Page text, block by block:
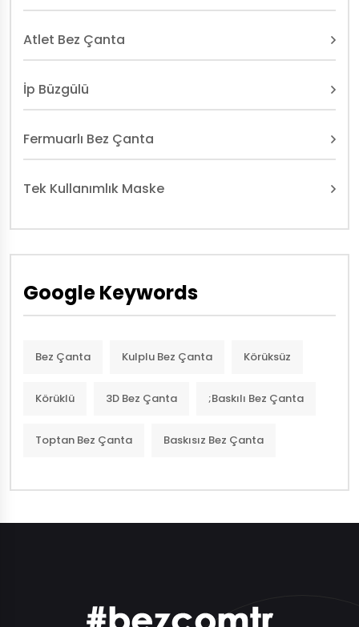
Atlet Bez Çanta
İp Büzgülü
Fermuarlı Bez Çanta
Tek Kullanımlık Maske
Google Keywords
Bez Çanta Kulplu Bez Çanta Körüksüz
Körüklü 3D Bez Çanta ;Baskılı Bez Çanta
Toptan Bez Çanta Baskısız Bez Çanta